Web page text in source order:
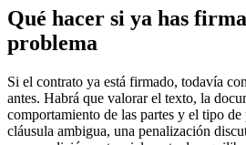
Qué hacer si ya has
problema
Si el contrato ya está firmado, todavía
antes. Habrá que valorar el texto, la
comportamiento de las partes y el tipo de
cláusula ambigua, una penalización